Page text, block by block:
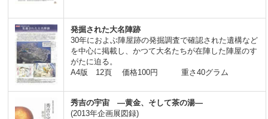
発掘された大名陣跡
30年におよぶ陣屋跡の発掘調査で確認された遺構など
を中心に掲載し、かつて大名たちが在陣した陣屋のす
がたに迫る。
A4版 12頁 価格100円 重さ40グラム
秀吉の宇宙 ―黄金、そして茶の湯―
(2013年企画展図録)